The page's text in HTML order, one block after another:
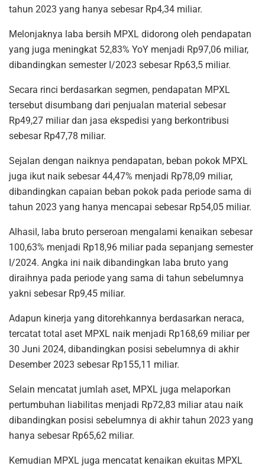
tahun 2023 yang hanya sebesar Rp4,34 miliar.
Melonjaknya laba bersih MPXL didorong oleh pendapatan
yang juga meningkat 52,83% YoY menjadi Rp97,06 miliar,
dibandingkan semester I/2023 sebesar Rp63,5 miliar.
Secara rinci berdasarkan segmen, pendapatan MPXL
tersebut disumbang dari penjualan material sebesar
Rp49,27 miliar dan jasa ekspedisi yang berkontribusi
sebesar Rp47,78 miliar.
Sejalan dengan naiknya pendapatan, beban pokok MPXL
juga ikut naik sebesar 44,47% menjadi Rp78,09 miliar,
dibandingkan capaian beban pokok pada periode sama di
tahun 2023 yang hanya mencapai sebesar Rp54,05 miliar.
Alhasil, laba bruto perseroan mengalami kenaikan sebesar
100,63% menjadi Rp18,96 miliar pada sepanjang semester
I/2024. Angka ini naik dibandingkan laba bruto yang
diraihnya pada periode yang sama di tahun sebelumnya
yakni sebesar Rp9,45 miliar.
Adapun kinerja yang ditorehkannya berdasarkan neraca,
tercatat total aset MPXL naik menjadi Rp168,69 miliar per
30 Juni 2024, dibandingkan posisi sebelumnya di akhir
Desember 2023 sebesar Rp155,11 miliar.
Selain mencatat jumlah aset, MPXL juga melaporkan
pertumbuhan liabilitas menjadi Rp72,83 miliar atau naik
dibandingkan posisi sebelumnya di akhir tahun 2023 yang
hanya sebesar Rp65,62 miliar.
Kemudian MPXL juga mencatat kenaikan ekuitas MPXL